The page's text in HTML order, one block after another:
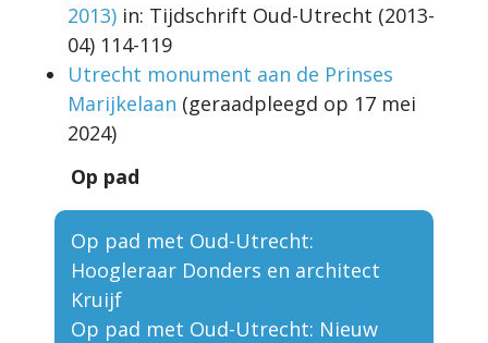
2013) in: Tijdschrift Oud-Utrecht (2013-
04) 114-119
Utrecht monument aan de Prinses
Marijkelaan (geraadpleegd op 17 mei
2024)
Op pad
Op pad met Oud-Utrecht:
Hoogleraar Donders en architect
Kruijf
Op pad met Oud-Utrecht: Nieuw